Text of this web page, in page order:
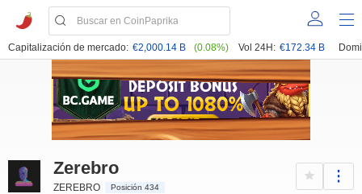
Capitalización de mercado: €2,000.14 B (0.08%) Vol 24H: €172.34 B
Zerebro
ZEREBRO Posición 434